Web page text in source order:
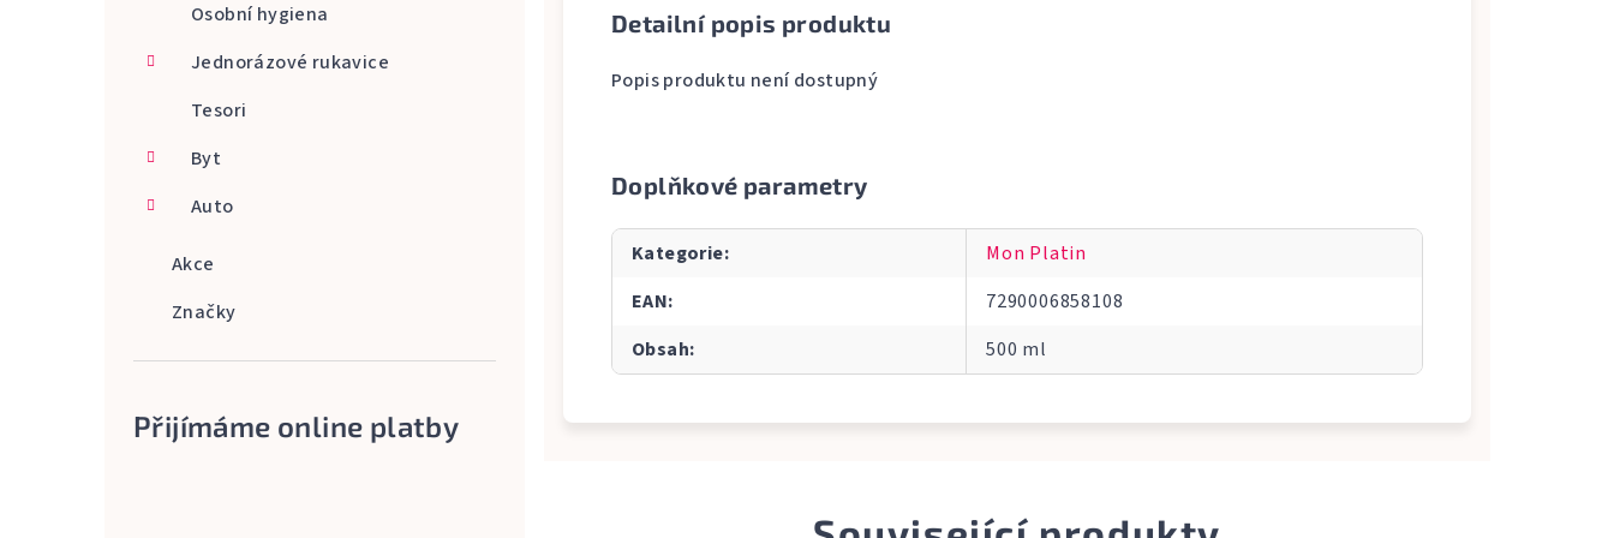
Osobní hygiena
Jednorázové rukavice
Tesori
Byt
Auto
Akce
Značky
Přijímáme online platby
Detailní popis produktu
Popis produktu není dostupný
Doplňkové parametry
Kategorie:
Mon Platin
EAN:
7290006858108
Obsah: 500 ml